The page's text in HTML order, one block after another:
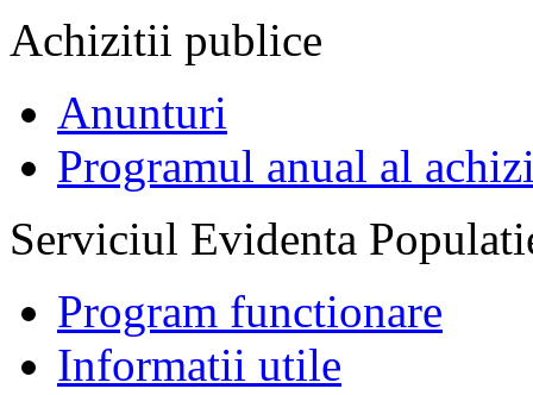
Achizitii publice
Anunturi
Programul anual al
Serviciul Evidenta
Program functionare
Informatii utile